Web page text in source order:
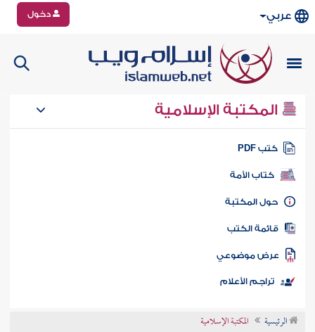
عربي دخول
المكتبة الإسلامية
كتب PDF
كتاب الأمة
المكتبة
الكتب
موضوعي
تراجم الأعلام
الرئيسية المكتبة الإسلامية